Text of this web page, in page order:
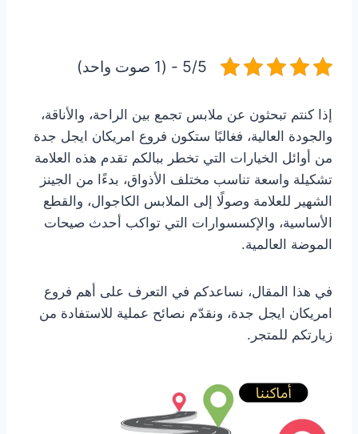
5/5 - (1 صوت واحد)
إذا كنتم تبحثون عن ملابس تجمع بين الراحة، والأناقة،
والجودة العالية، فغالبًا ستكون فروع امريكان ايجل جدة
من أوائل الخيارات التي تخطر ببالكم تقدم هذه العلامة
تشكيلة واسعة تناسب مختلف الأذواق، بدءًا من الجينز
الشهير للعلامة وصولًا إلى الملابس الكاجوال، والقطع
الأساسية، والإكسسوارات التي تواكب أحدث صيحات
الموضة العالمية.
في هذا المقال، نساعدكم في التعرف على أهم فروع
امريكان ايجل جدة، ونقدّم نصائح عملية للاستفادة من
زيارتكم للمتجر.